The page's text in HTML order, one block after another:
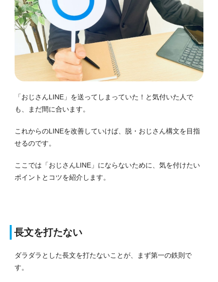
「おじさんLINE」を送ってしまっていた！と気付いた人で
も、まだ間に合います。
これからのLINEを改善していけば、脱・おじさん構文を目指
せるのです。
ここでは「おじさんLINE」にならないために、気を付けたい
ポイントとコツを紹介します。
長文を打たない
ダラダラとした長文を打たないことが、まず第一の鉄則で
す。